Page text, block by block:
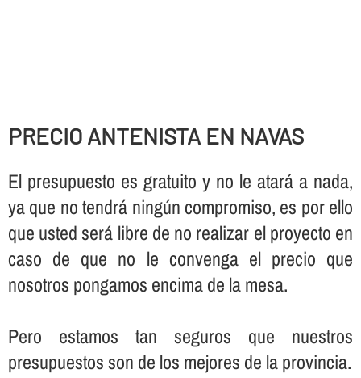
PRECIO ANTENISTA EN NAVAS
El presupuesto es gratuito y no le atará a nada,
ya que no tendrá ningún compromiso, es por ello
que usted será libre de no realizar el proyecto en
caso de que no le convenga el precio que
nosotros pongamos encima de la mesa.
Pero estamos tan seguros que nuestros
presupuestos son de los mejores de la provincia.